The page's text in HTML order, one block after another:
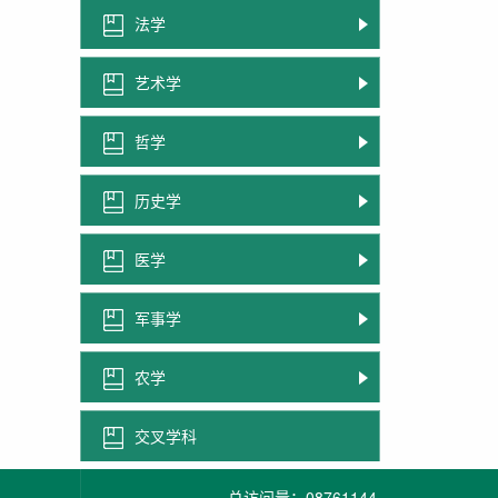
法学
艺术学
哲学
历史学
医学
军事学
农学
交叉学科